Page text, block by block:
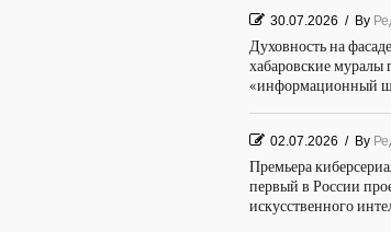
30.07.2026 / By
Духовность на
хабаровские муралы
«информационный
02.07.2026 / By
Премьера
первый в России
искусственного